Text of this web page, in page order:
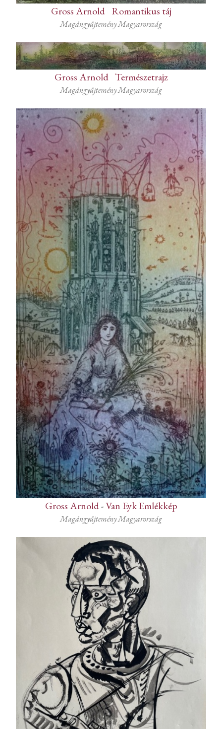
Gross Arnold- Romantikus táj
Magángyűjtemény Magyarország
Gross Arnold- Természetrajz
Magángyűjtemény Magyarország
Gross Arnold-Van Eyk Emlékkép
Magángyűjtemény Magyarország